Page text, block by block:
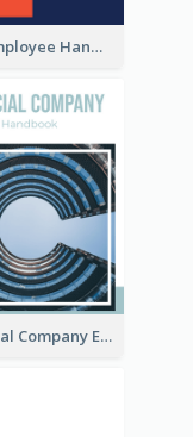
2021 Employee Handbook
Financial Company Employee Handbook